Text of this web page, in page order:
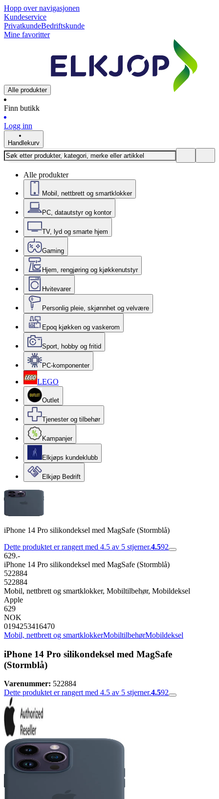
Hopp over navigasjonen
Kundeservice
PrivatkundeBedriftskunde
Mine favoritter
Alle produkter
Finn butikk
Logg inn
Handlekurv
Alle produkter
Mobil, nettbrett og smartklokker
PC, datautstyr og kontor
TV, lyd og smarte hjem
Gaming
Hjem, rengjøring og kjøkkenutstyr
Hvitevarer
Personlig pleie, skjønnhet og velvære
Epoq kjøkken og vaskerom
Sport, hobby og fritid
PC-komponenter
LEGO
Outlet
Tjenester og tilbehør
Kampanjer
Elkjøps kundeklubb
Elkjøp Bedrift
iPhone 14 Pro silikondeksel med MagSafe (Stormblå)
Dette produktet er rangert med 4.5 av 5 stjerner.4.592
629.-
iPhone 14 Pro silikondeksel med MagSafe (Stormblå)
522884
522884
Mobil, nettbrett og smartklokker, Mobiltilbehør, Mobildeksel
Apple
629
NOK
0194253416470
Mobil, nettbrett og smartklokkerMobiltilbehørMobildeksel
iPhone 14 Pro silikondeksel med MagSafe
(Stormblå)
Varenummer: 522884
Dette produktet er rangert med 4.5 av 5 stjerner.4.592